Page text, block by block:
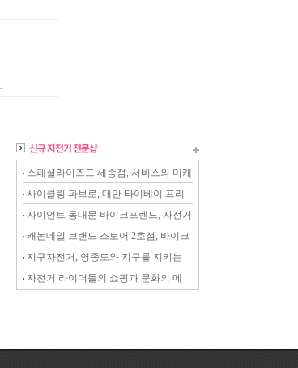
스페셜라이즈드 세종점, 서비스와 미캐
닉이 강화된 전문샵
사이클링 파브로, 대만 타이베이 프리
미엄 스토어
자이언트 동대문 바이크프렌드, 자전거
를 아는 전문 스토어
캐논데일 브랜드 스토어 2호점, 바이크
온 천안점
지구자전거, 영종도와 지구를 지키는
자전거 전문샵
자전거 라이더들의 쇼핑과 문화의 메
카, 천호자전거거리